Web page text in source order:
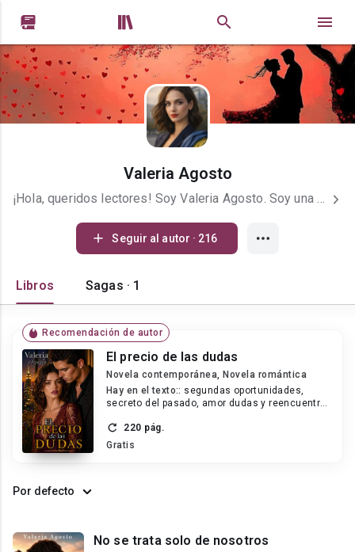
 
Valeria Agosto
¡Hola, queridos lectores! Soy Valeria Agosto. Soy una autora de Ucrania, donde mis historias ya han conquistado los corazones de miles de lectores. Mi pasión es escribir Novela Romántica Contemporánea, llena de emociones profundas, sinceridad y un toque de pasión. Escribo sobre el amor que inspira y sobre personajes que luchan por su felicidad a pesar de todo. Cada línea que escribo nace de la inspiración que me da la resiliencia y la fuerza de espíritu de mi pueblo. Esa energía interior es la que transmito a mis protagonistas. Ahora, me hace muy feliz poder compartir un pedacito de mi alma con ustedes, los lectores de habla hispana. ¿Qué encontrarán en mis libros? Emociones a flor de piel: desde un romance tierno hasta momentos apasionados y sensuales. Personajes fuertes: protagonistas que saben amar y superar cualquier adversidad. Actualizaciones constantes: subo capítulos nuevos con frecuencia (normalmente cada dos días) para que no tengan que esperar mucho para saber qué pasa. ¡Me encantan sus comentarios! Son mi mayor motivación. También los invito a seguirme en mi Instagram, donde comparto novedades, estéticas de los personajes y el día a día de mi proceso creativo. Más contenido en mi Instagram: https://www.instagram.com/valeria_agosto_escritora ¡Vivamos estas historias juntos!
Seguir al autor · 216
Libros Sagas · 1
Recomendación de autor
El precio de las dudas
Novela contemporánea, Novela romántica
Hay en el texto::
secreto del pasado, amor dudas y reencuentro
220 pág.
Gratis
Por defecto
No se trata solo de nosotros